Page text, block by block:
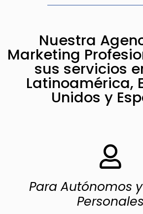
Nuestra
Marketing
sus servicios
Latinoamérica,
Unidos y
Para Autónomos
Personales